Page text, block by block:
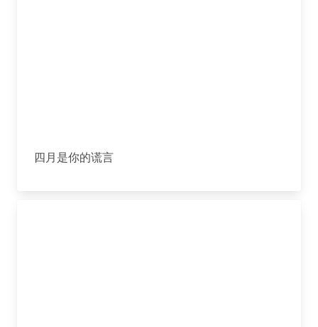
四月是你的谎言